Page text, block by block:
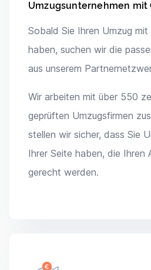
Umzugsunternehmen mit
Sobald Sie Ihren Umzug
haben, suchen wir die
aus unserem
Wir arbeiten mit über 550
geprüften Umzugsfirmen
stellen wir sicher, dass Sie
Ihrer Seite haben, die Ihren
gerecht werden.